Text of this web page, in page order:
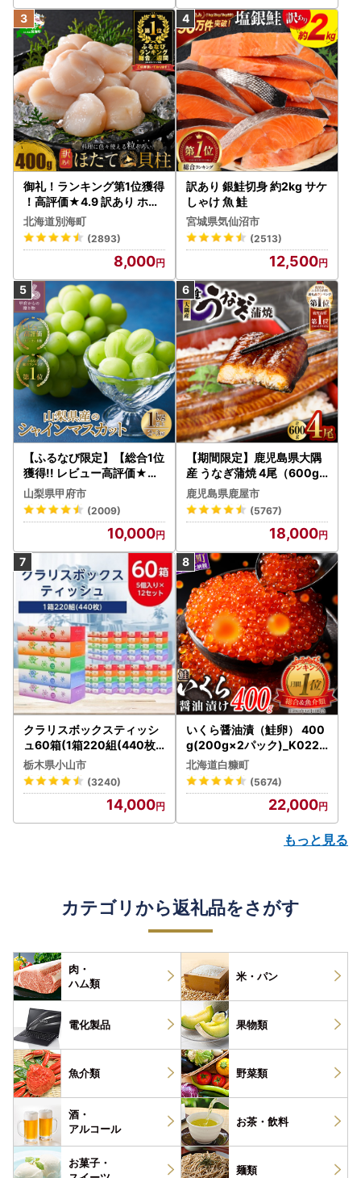
御礼！ランキング第1位獲得
！高評価★4.9 訳あり ホタ
テ 400g（ほたて 帆立 貝柱
冷凍 ）
北海道別海町
(2893)
8,000
訳あり 銀鮭切身 約2kg サケ
しゃけ 魚 鮭
宮城県気仙沼市
(2513)
12,500
【ふるなび限定】【総合1位
獲得!! レビュー高評価★】
〈2026年度配送分〉山梨
県産 シャインマスカット 2
～3房（1.0kg以上）シャイ
ン フルーツ FN-Limited-S
P
山梨県甲府市
(2009)
10,000
【期間限定】鹿児島県大隅
産 うなぎ蒲焼 4尾（600g
） KN007-004-04-cp18
うなぎ 鰻 魚 惣菜 総菜
鹿児島県鹿屋市
(5767)
18,000
クラリスボックスティッシ
ュ60箱(1箱220組(440枚))
(5個入り×12セット)【配送
不可地域：離島・沖縄県】
【1256759】
栃木県小山市
(3240)
14,000
いくら醤油漬（鮭卵） 400
g(200g×2パック)_K022-
1676
北海道白糠町
(5674)
22,000
もっと見る
カテゴリから返礼品をさがす
肉・
ハム類
米・パン
電化製品 果物類
魚介類 野菜類
酒・
アルコール
お茶・ 飲料
お菓子・
麺類